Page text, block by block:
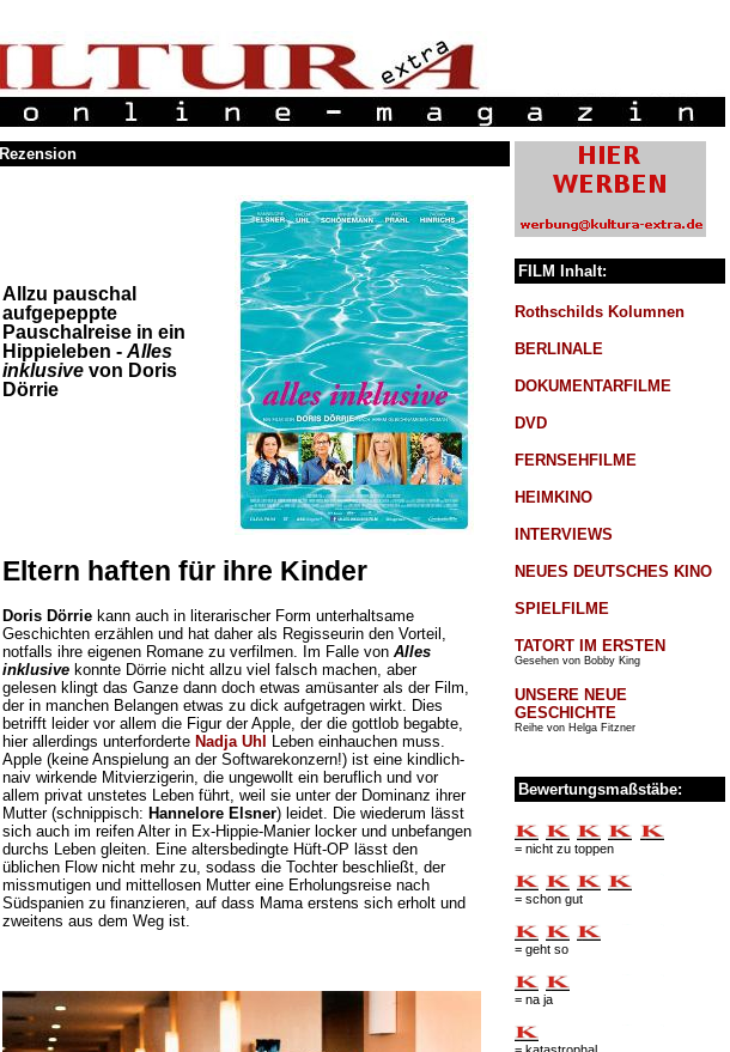
Rezension
Allzu pauschal
aufgepeppte
Pauschalreise in ein
Hippieleben - Alles
inklusivevon Doris
Dörrie
Eltern haften für ihre Kinder
Doris Dörriekann auch in literarischer Form unterhaltsame
Geschichten erzählen und hat daher als Regisseurin den Vorteil,
notfalls ihre eigenen Romane zu verfilmen. Im Falle von Alles
inklusivekonnte Dörrie nicht allzu viel falsch machen, aber
gelesen klingt das Ganze dann doch etwas amüsanter als der Film,
der in manchen Belangen etwas zu dick aufgetragen wirkt. Dies
betrifft leider vor allem die Figur der Apple, der die gottlob begabte,
hier allerdings unterforderte Nadja Uhl
Leben einhauchen muss.
Apple (keine Anspielung an der Softwarekonzern!) ist eine kindlich-
naiv wirkende Mitvierzigerin, die ungewollt ein beruflich und vor
allem privat unstetes Leben führt, weil sie unter der Dominanz ihrer
Mutter (schnippisch: Hannelore Elsner) leidet. Die wiederum lässt
sich auch im reifen Alter in Ex-Hippie-Manier locker und unbefangen
durchs Leben gleiten. Eine altersbedingte Hüft-OP lässt den
üblichen Flow nicht mehr zu, sodass die Tochter beschließt, der
missmutigen und mittellosen Mutter eine Erholungsreise nach
Südspanien zu finanzieren, auf dass Mama erstens sich erholt und
zweitens aus dem Weg ist.
FILM Inhalt:
Rothschilds Kolumnen
BERLINALE
DOKUMENTARFILME
DVD
FERNSEHFILME
HEIMKINO
INTERVIEWS
NEUES DEUTSCHES KINO
SPIELFILME
TATORT IM ERSTEN
Gesehen von Bobby King
UNSERE NEUE
GESCHICHTE
Reihe von Helga Fitzner
Bewertungsmaßstäbe:
= nicht zu toppen
= schon gut
= geht so
= na ja